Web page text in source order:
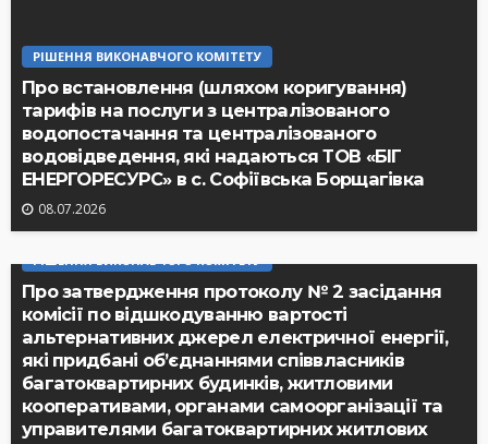
РІШЕННЯ ВИКОНАВЧОГО КОМІТЕТУ
Про встановлення (шляхом коригування)
тарифів на послуги з централізованого
водопостачання та централізованого
водовідведення, які надаються ТОВ «БІГ
ЕНЕРГОРЕСУРС» в с. Софіївська Борщагівка
08.07.2026
Про затвердження протоколу № 2 засідання
комісії по відшкодуванню вартості
альтернативних джерел електричної енергії,
які придбані об’єднаннями співвласників
багатоквартирних будинків, житловими
кооперативами, органами самоорганізації та
управителями багатоквартирних житлових